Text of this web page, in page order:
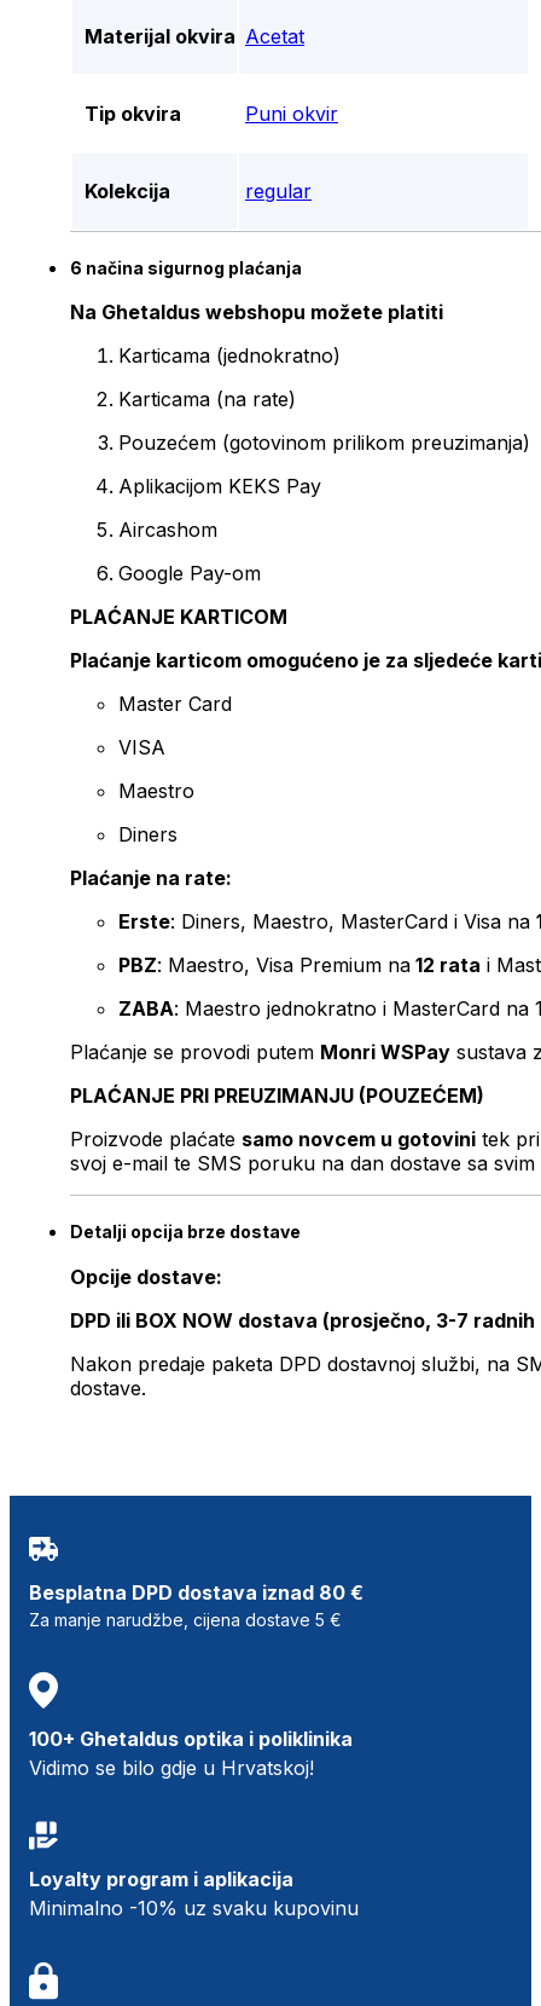
Materijal okvira Acetat
Tip okvira Puni okvir
Kolekcija regular
6 načina sigurnog plaćanja
Na Ghetaldus webshopu možete platiti
Karticama (jednokratno)
Karticama (na rate)
Pouzećem (gotovinom prilikom preuzimanja)
Aplikacijom KEKS Pay
Aircashom
Google Pay-om
PLAĆANJE KARTICOM
Plaćanje karticom omogućeno je za sljedeće
Master Card
VISA
Maestro
Diners
Plaćanje na rate:
Erste: Diners, Maestro, MasterCard i Visa na
PBZ: Maestro, Visa Premium na 12 rata i
ZABA: Maestro jednokratno i MasterCard na
Plaćanje se provodi putem Monri WSPay sustava
PLAĆANJE PRI PREUZIMANJU (POUZEĆEM)
Proizvode plaćate samo novcem u gotovini tek
svoj e-mail te SMS poruku na dan dostave sa svim
Detalji opcija brze dostave
Opcije dostave:
DPD ili BOX NOW dostava (prosječno, 3-7 radnih
Nakon predaje paketa DPD dostavnoj službi, na
dostave.
Besplatna DPD dostava iznad 80 €
Za manje narudžbe, cijena dostave 5 €
100+ Ghetaldus optika i poliklinika
Vidimo se bilo gdje u Hrvatskoj!
Loyalty program i aplikacija
Minimalno -10% uz svaku kupovinu